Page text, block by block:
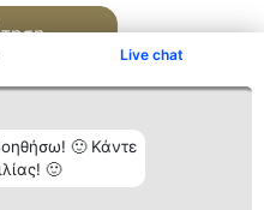
Live chat
🙂 Κάντε
🙂